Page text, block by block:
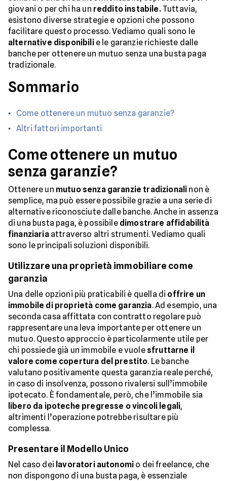
giovani o per chi ha un reddito instabile.Tuttavia,
esistono diverse strategie e opzioni che possono
facilitare questo processo. Vediamo quali sono le
alternative disponibilie le garanzie richieste dalle
banche per ottenere un mutuo senza una busta paga
tradizionale.
Sommario
Come ottenere un mutuo senza garanzie?
Altri fattori importanti
Come ottenere un mutuo
senza garanzie?
Ottenere un mutuo senza garanzie tradizionali non è
semplice, ma può essere possibile grazie a una serie di
alternative riconosciute dalle banche. Anche in assenza
di una busta paga, è possibile dimostrare affidabilità
finanziariaattraverso altri strumenti. Vediamo quali
sono le principali soluzioni disponibili.
Utilizzare una proprietà immobiliare come
garanzia
Una delle opzioni più praticabili è quella di offrire un
immobile di proprietà come garanzia. Ad esempio, una
seconda casa affittata con contratto regolare può
rappresentare una leva importante per ottenere un
mutuo. Questo approccio è particolarmente utile per
chi possiede già un immobile e vuole sfruttarne il
valore come copertura del prestito. Le banche
valutano positivamente questa garanzia reale perché,
in caso di insolvenza, possono rivalersi sull’immobile
ipotecato. È fondamentale, però, che l’immobile sia
libero da ipoteche pregresse o vincoli legali,
altrimenti l’operazione potrebbe risultare più
complessa.
Presentare il Modello Unico
Nel caso dei lavoratori autonomi o dei freelance, che
non dispongono di una busta paga, è essenziale